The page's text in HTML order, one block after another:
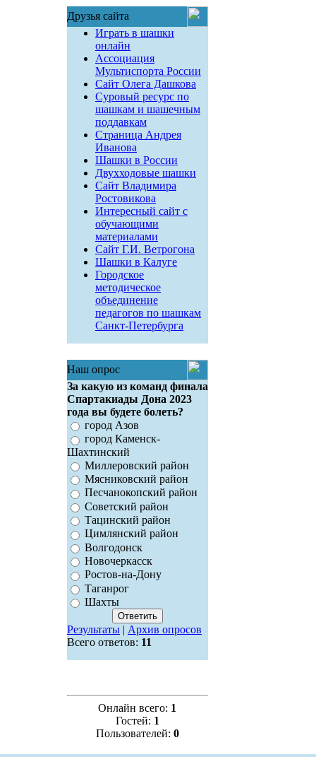
Друзья сайта
Играть в шашки
онлайн
Ассоциация
Мультиспорта России
Сайт Олега Дашкова
Суровый ресурс по
шашкам и шашечным
поддавкам
Страница Андрея
Иванова
Шашки в России
Двухходовые шашки
Сайт Владимира
Ростовикова
Интересный сайт с
обучающими
материалами
Сайт Г.И. Ветрогона
Шашки в Калуге
Городское
методическое
объединение
педагогов по шашкам
Санкт-Петербурга
Наш опрос
За какую из команд финала
Спартакиады Дона 2023
года вы будете болеть?
город Азов
город Каменск-
Шахтинский
Миллеровский район
Мясниковский район
Песчанокопский район
Советский район
Тацинский район
Цимлянский район
Волгодонск
Новочеркасск
Ростов-на-Дону
Таганрог
Шахты
Результаты| Архив опросов
Всего ответов: 11
Онлайн всего: 1
Гостей: 1
Пользователей: 0